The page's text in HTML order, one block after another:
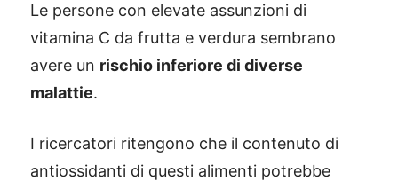
Le persone con elevate assunzioni di
vitamina C da frutta e verdura sembrano
avere un rischio inferiore di diverse
malattie.
I ricercatori ritengono che il contenuto di
antiossidanti di questi alimenti potrebbe